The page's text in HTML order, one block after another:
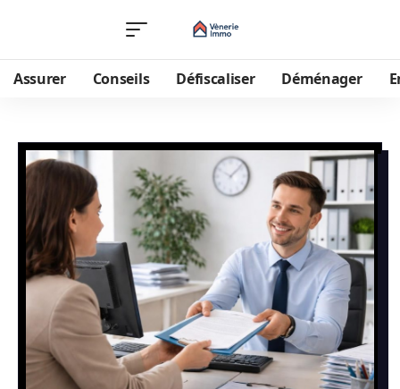
Assurer Conseils Défiscaliser Déménager